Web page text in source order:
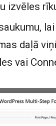
izvēles
daļā
vai